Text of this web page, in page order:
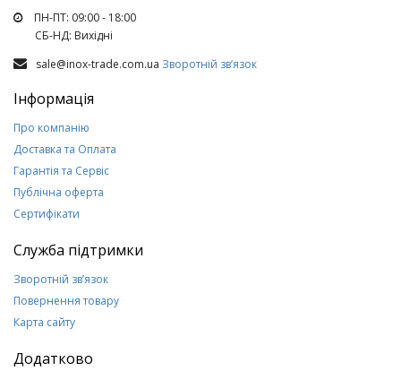
ПН-ПТ: 09:00 - 18:00
СБ-НД: Вихiднi
sale@inox-trade.com.ua Зворотній зв’язок
Інформація
Про компанію
Доставка та Оплата
Гарантія та Сервіс
Публічна оферта
Сертифікати
Служба підтримки
Зворотній зв’язок
Повернення товару
Карта сайту
Додатково